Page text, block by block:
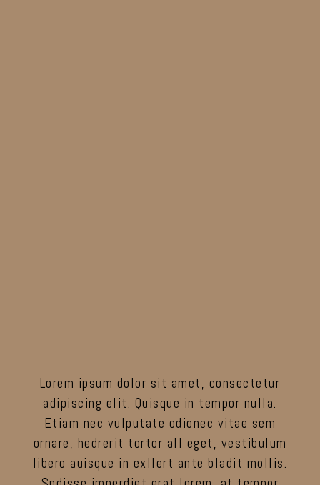
Lorem ipsum dolor sit amet, consectetur
adipiscing elit. Quisque in tempor nulla.
Etiam nec vulputate odionec vitae sem
ornare, hedrerit tortor all eget, vestibulum
libero auisque in exllert ante bladit mollis.